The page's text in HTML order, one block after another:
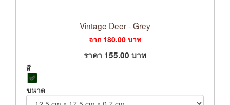
Vintage Deer - Grey
จาก180.00บาท
ราคา 155.00 บาท
สี
ขนาด